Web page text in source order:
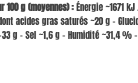
100 g (moyennes) :Énergie ~1671
acides gras saturés ~20 g –
g – Sel ~1,6 g – Humidité ~31,4 %